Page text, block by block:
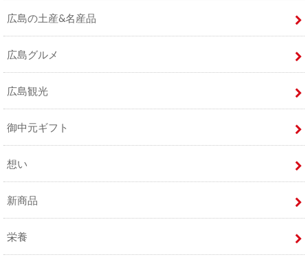
広島の土産&名産品
広島グルメ
広島観光
御中元ギフト
想い
新商品
栄養